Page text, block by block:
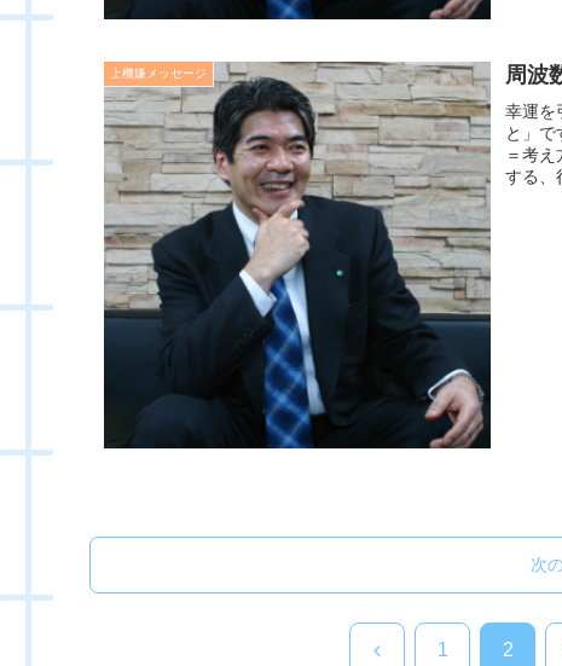
上機嫌メッセージ 周波
幸運を
と」で
＝考
する、
次
前 1 2